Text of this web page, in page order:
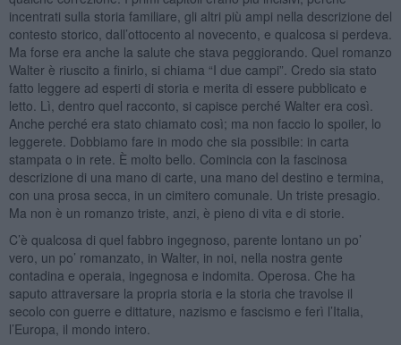
incentrati sulla storia familiare, gli altri più ampi nella descrizione del
contesto storico, dall’ottocento al novecento, e qualcosa si perdeva.
Ma forse era anche la salute che stava peggiorando. Quel romanzo
Walter è riuscito a finirlo, si chiama “I due campi”. Credo sia stato
fatto leggere ad esperti di storia e merita di essere pubblicato e
letto. Lì, dentro quel racconto, si capisce perché Walter era così.
Anche perché era stato chiamato così; ma non faccio lo spoiler, lo
leggerete. Dobbiamo fare in modo che sia possibile: in carta
stampata o in rete. È molto bello. Comincia con la fascinosa
descrizione di una mano di carte, una mano del destino e termina,
con una prosa secca, in un cimitero comunale. Un triste presagio.
Ma non è un romanzo triste, anzi, è pieno di vita e di storie.
C’è qualcosa di quel fabbro ingegnoso, parente lontano un po’
vero, un po’ romanzato, in Walter, in noi, nella nostra gente
contadina e operaia, ingegnosa e indomita. Operosa. Che ha
saputo attraversare la propria storia e la storia che travolse il
secolo con guerre e dittature, nazismo e fascismo e ferì l’Italia,
l’Europa, il mondo intero.